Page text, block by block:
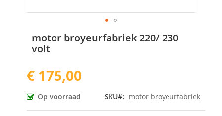
motor broyeurfabriek 220/ 230
volt
€ 175,00
Op voorraad SKU motor broyeurfabriek
naar
het
van
de
afbeeldingen-
gallerij